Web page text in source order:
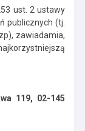
ust. 2 ustawy
publicznych (tj.
zawiadamia,
119, 02-145